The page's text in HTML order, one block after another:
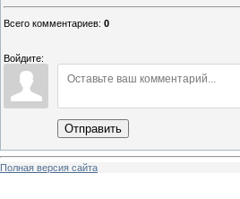
Всего комментариев: 0
Войдите:
Отправить
Полная версия сайта